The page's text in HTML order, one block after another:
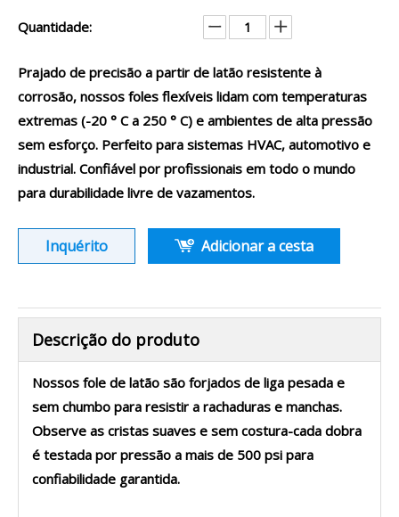
Quantidade:
Prajado de precisão a partir de latão resistente à
corrosão, nossos foles flexíveis lidam com temperaturas
extremas (-20 ° C a 250 ° C) e ambientes de alta pressão
sem esforço. Perfeito para sistemas HVAC, automotivo e
industrial. Confiável por profissionais em todo o mundo
para durabilidade livre de vazamentos.
Inquérito Adicionar a cesta
Descrição do produto
Nossos fole de latão são forjados de liga pesada e
sem chumbo para resistir a rachaduras e manchas.
Observe as cristas suaves e sem costura-cada dobra
é testada por pressão a mais de 500 psi para
confiabilidade garantida.